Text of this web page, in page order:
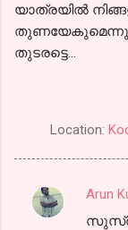
യാത്രയില്‍
തുണയേകുമെന്നു
തുടരട്ടെ...
Location:
C
Arun